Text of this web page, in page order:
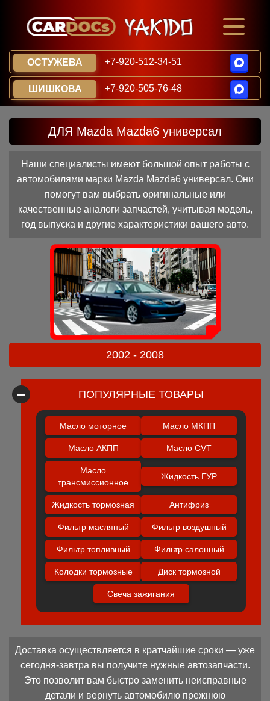
ОСТУЖЕВА +7-920-512-34-51
ШИШКОВА +7-920-505-76-48
ДЛЯ Mazda Mazda6 универсал
Наши специалисты имеют большой опыт работы с
автомобилями марки Mazda Mazda6 универсал. Они
помогут вам выбрать оригинальные или
качественные аналоги запчастей, учитывая модель,
год выпуска и другие характеристики вашего авто.
2002 - 2008
ПОПУЛЯРНЫЕ ТОВАРЫ
Масло моторное Масло МКПП
Масло АКПП Масло CVT
Масло
трансмиссионное
Жидкость ГУР
Жидкость тормозная Антифриз
Фильтр масляный Фильтр воздушный
Фильтр топливный Фильтр салонный
Колодки тормозные Диск тормозной
Свеча зажигания
Доставка осуществляется в кратчайшие сроки — уже
сегодня-завтра вы получите нужные автозапчасти.
Это позволит вам быстро заменить неисправные
детали и вернуть автомобилю прежнюю